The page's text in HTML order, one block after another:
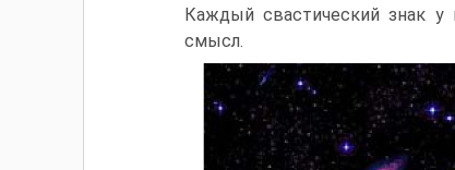
Каждый свастический знак у
смысл.